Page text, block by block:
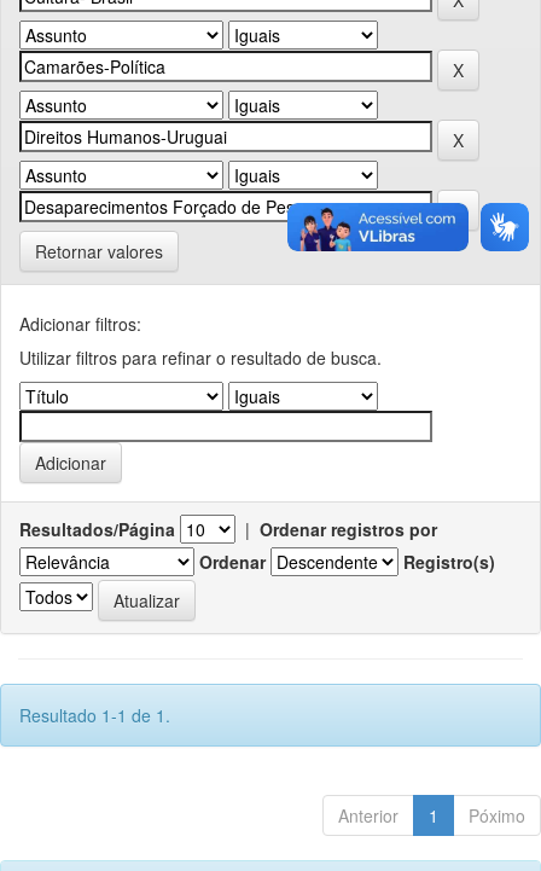
Retornar valores
Adicionar filtros:
Utilizar filtros para refinar o resultado de busca.
Resultados/Página | Ordenar registros por
Ordenar
Registro(s)
Resultado 1-1 de 1.
Anterior 1 Póximo